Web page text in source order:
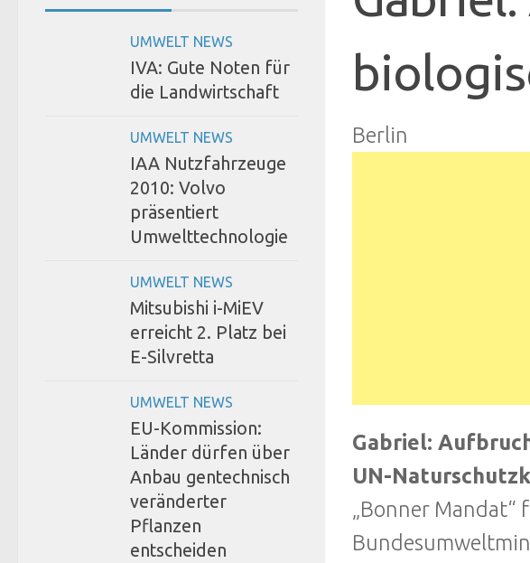
Berlin
Gabriel:
UN-
„Bonner
UMWELT NEWS
IVA: Gute Noten für
die Landwirtschaft
UMWELT NEWS
IAA Nutzfahrzeuge
2010: Volvo
präsentiert
Umwelttechnologie
UMWELT NEWS
Mitsubishi i-MiEV
erreicht 2. Platz bei
E-Silvretta
UMWELT NEWS
EU-Kommission:
Länder dürfen über
Anbau gentechnisch
veränderter
Pflanzen
entscheiden